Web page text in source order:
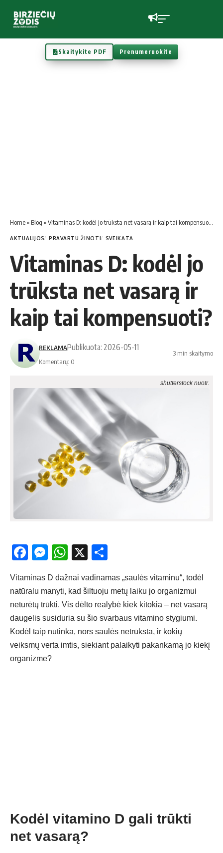
Skaitykite PDF Prenumeruokite
Home» Blog »Vitaminas D: kodėl jo trūksta net vasarą ir kaip tai kompensuoti?
AKTUALIJOS PRAVARTU ŽINOTI SVEIKATA
Vitaminas D: kodėl jo
trūksta net vasarą ir
kaip tai kompensuoti?
REKLAMAPublikuota: 2026-05-11
Komentarų: 0
3 min skaitymo
shutterstock nuotr.
Facebook
Messenger
WhatsApp
X
Vitaminas D dažnai vadinamas „saulės vitaminu“, todėl
natūralu manyti, kad šiltuoju metų laiku jo organizmui
neturėtų trūkti. Vis dėlto realybė kiek kitokia – net vasarą
daugelis susiduria su šio svarbaus vitamino stygiumi.
Kodėl taip nutinka, nors saulės netrūksta, ir kokių
veiksmų verta imtis, siekiant palaikyti pakankamą jo kiekį
organizme?
Kodėl vitamino D gali trūkti
net vasarą?